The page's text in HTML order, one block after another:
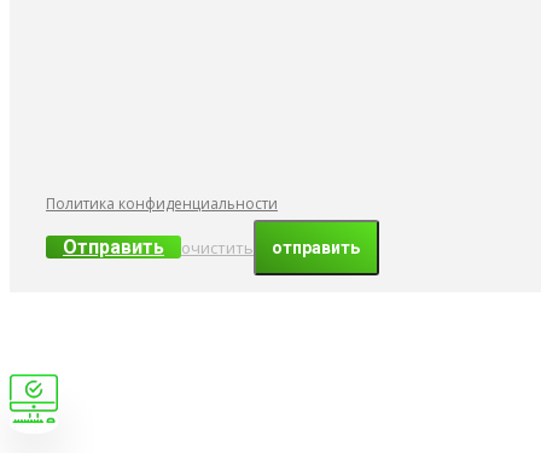
Политика конфиденциальности
Отправить очистить